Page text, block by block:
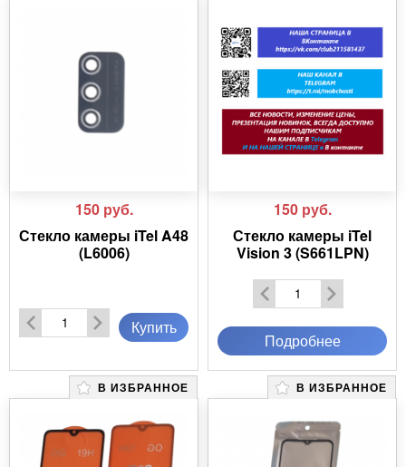
150 руб.
Стекло камеры iTel A48
(L6006)
Купить
150 руб.
Стекло камеры iTel
Vision 3 (S661LPN)
Подробнее
В ИЗБРАННОЕ В ИЗБРАННОЕ